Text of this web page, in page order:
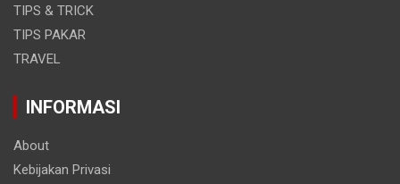
TIPS & TRICK
TIPS PAKAR
TRAVEL
INFORMASI
About
Kebijakan Privasi